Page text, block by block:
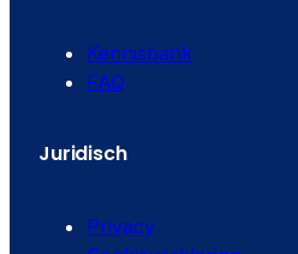
Kennisbank
FAQ
Juridisch
Privacy